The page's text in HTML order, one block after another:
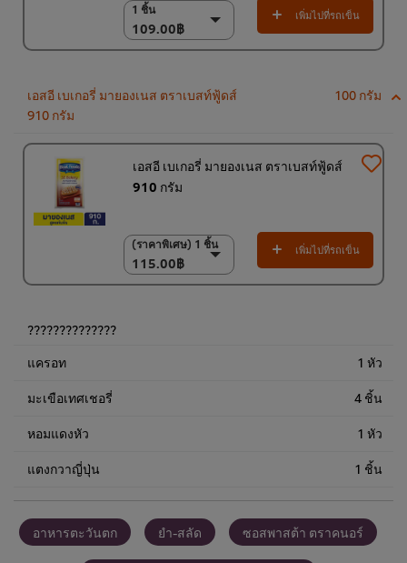
1 ชิ้น
109.00฿
1 ชิ้น
109.00฿
(ราคาพิเศษ) แพ็ค 6
เพิ่มไปที่รถเข็น
เอสอี เบเกอรี่ มายองเนส ตราเบสท์ฟู้ดส์
910 กรัม
100 กรัม
เอสอี เบเกอรี่ มายองเนส ตราเบสท์ฟู้ดส์
910 กรัม
(ราคาพิเศษ) 1 ชิ้น
115.00฿
(ราคาพิเศษ) 1 ชิ้น
115.00฿
(ราคาพิเศษ) แพ็ค 12
เพิ่มไปที่รถเข็น
??????????????
แครอท
1 หัว
มะเขือเทศเชอรี่ 4 ชิ้น
หอมแดงหัว 1 หัว
แตงกวาญี่ปุ่น 1 ชิ้น
อาหารตะวันตก ยำ-สลัด ซอสพาสต้า ตราคนอร์